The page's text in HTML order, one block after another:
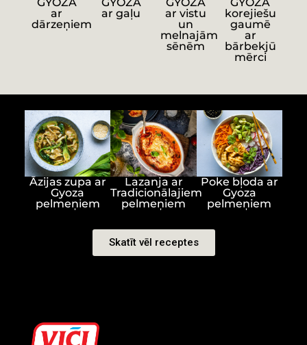
GYOZA
ar
dārzeņiem
GYOZA
ar gaļu
GYOZA
ar vistu
un
melnajām
sēnēm
GYOZA
korejiešu
gaumē
ar
bārbekjū
mērci
Āzijas zupa ar
Gyoza
pelmeņiem
Lazanja ar
Tradicionālajiem
pelmeņiem
Poke bļoda ar
Gyoza
pelmeņiem
Skatīt vēl receptes